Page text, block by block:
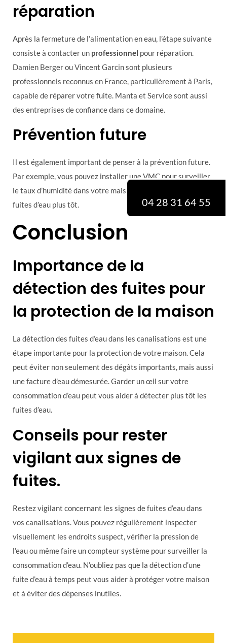
réparation
Après la fermeture de l’alimentation en eau, l’étape suivante
consiste à contacter un professionnel pour réparation.
Damien Berger ou Vincent Garcin sont plusieurs
professionnels reconnus en France, particulièrement à Paris,
capable de réparer votre fuite. Manta et Service sont aussi
des entreprises de confiance dans ce domaine.
Prévention future
Il est également important de penser à la prévention future.
Par exemple, vous pouvez installer une VMC pour surveiller
le taux d’humidité dans votre maison et ainsi détecter les
fuites d’eau plus tôt.
Conclusion
Importance de la
détection des fuites pour
la protection de la maison
La détection des fuites d’eau dans les canalisations est une
étape importante pour la protection de votre maison. Cela
peut éviter non seulement des dégâts importants, mais aussi
une facture d’eau démesurée. Garder un œil sur votre
consommation d’eau peut vous aider à détecter plus tôt les
fuites d’eau.
Conseils pour rester
vigilant aux signes de
fuites.
Restez vigilant concernant les signes de fuites d’eau dans
vos canalisations. Vous pouvez régulièrement inspecter
visuellement les endroits suspect, vérifier la pression de
l’eau ou même faire un compteur système pour surveiller la
consommation d’eau. N’oubliez pas que la détection d’une
fuite d’eau à temps peut vous aider à protéger votre maison
et à éviter des dépenses inutiles.
04 28 31 64 55